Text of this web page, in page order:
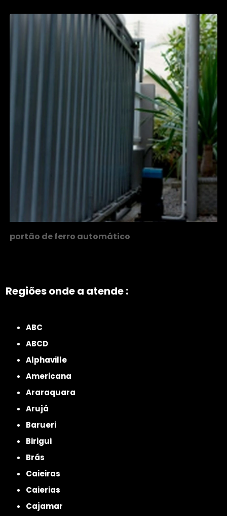
portão de ferro automático
Regiões onde a atende :
ABC
ABCD
Alphaville
Americana
Araraquara
Arujá
Barueri
Birigui
Brás
Caieiras
Caierias
Cajamar